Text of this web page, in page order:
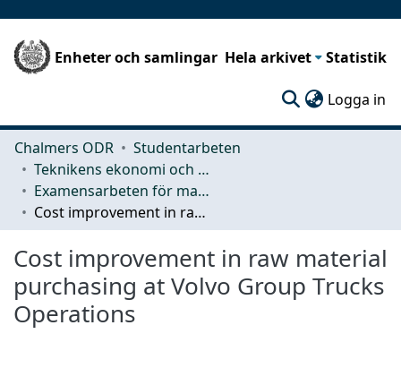
Enheter och samlingar Hela arkivet Statistik
Logga in
Chalmers ODR
Studentarbeten
Teknikens ekonomi och organisation
Examensarbeten för masterexamen
Cost improvement in raw material purchasing at Volvo Group Trucks Operations
Cost improvement in raw material
purchasing at Volvo Group Trucks
Operations